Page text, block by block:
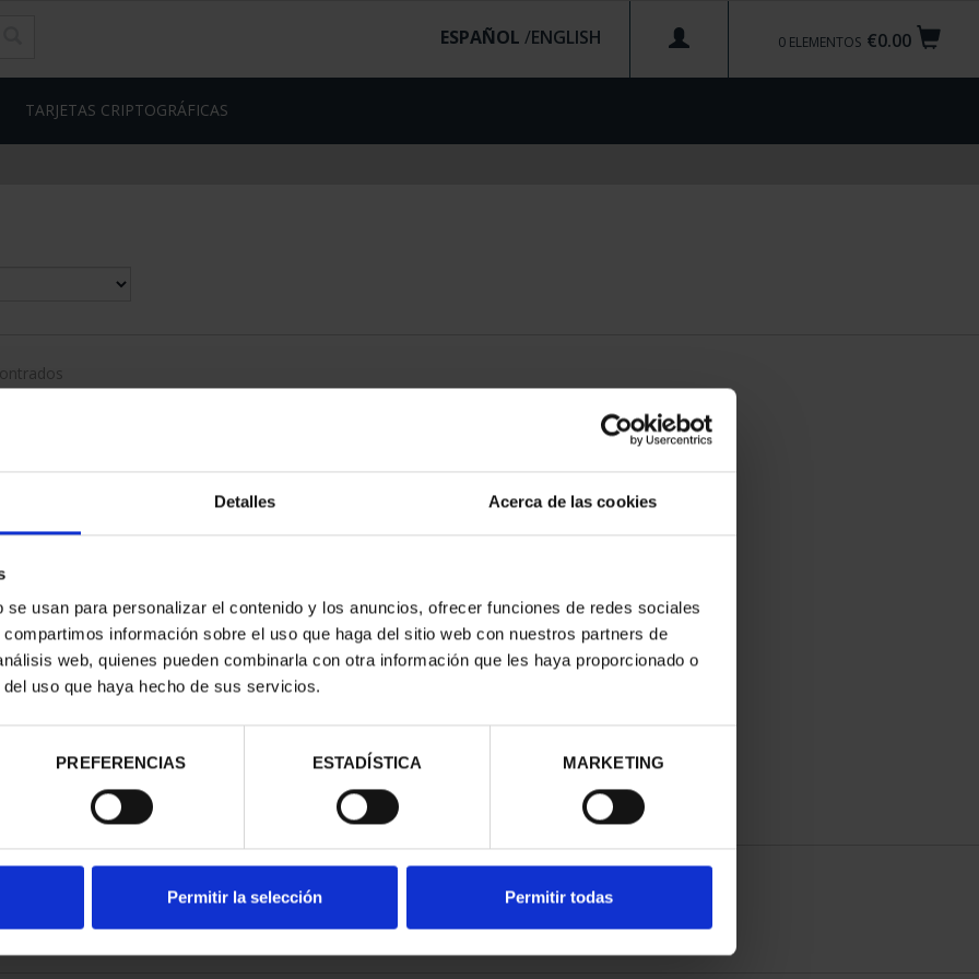
Detalles Acerca de las cookies
usan para personalizar el contenido y los anuncios, ofrecer funciones de redes sociales
información sobre el uso que haga del sitio web con nuestros partners de
web, quienes pueden combinarla con otra información que les haya proporcionado o
uso que haya hecho de sus servicios.
PREFERENCIAS ESTADÍSTICA MARKETING
Permitir la selección Permitir todas
€0.00
0 ELEMENTOS
ESPAÑOL /
TARJETAS CRIPTOGRÁFICAS
-